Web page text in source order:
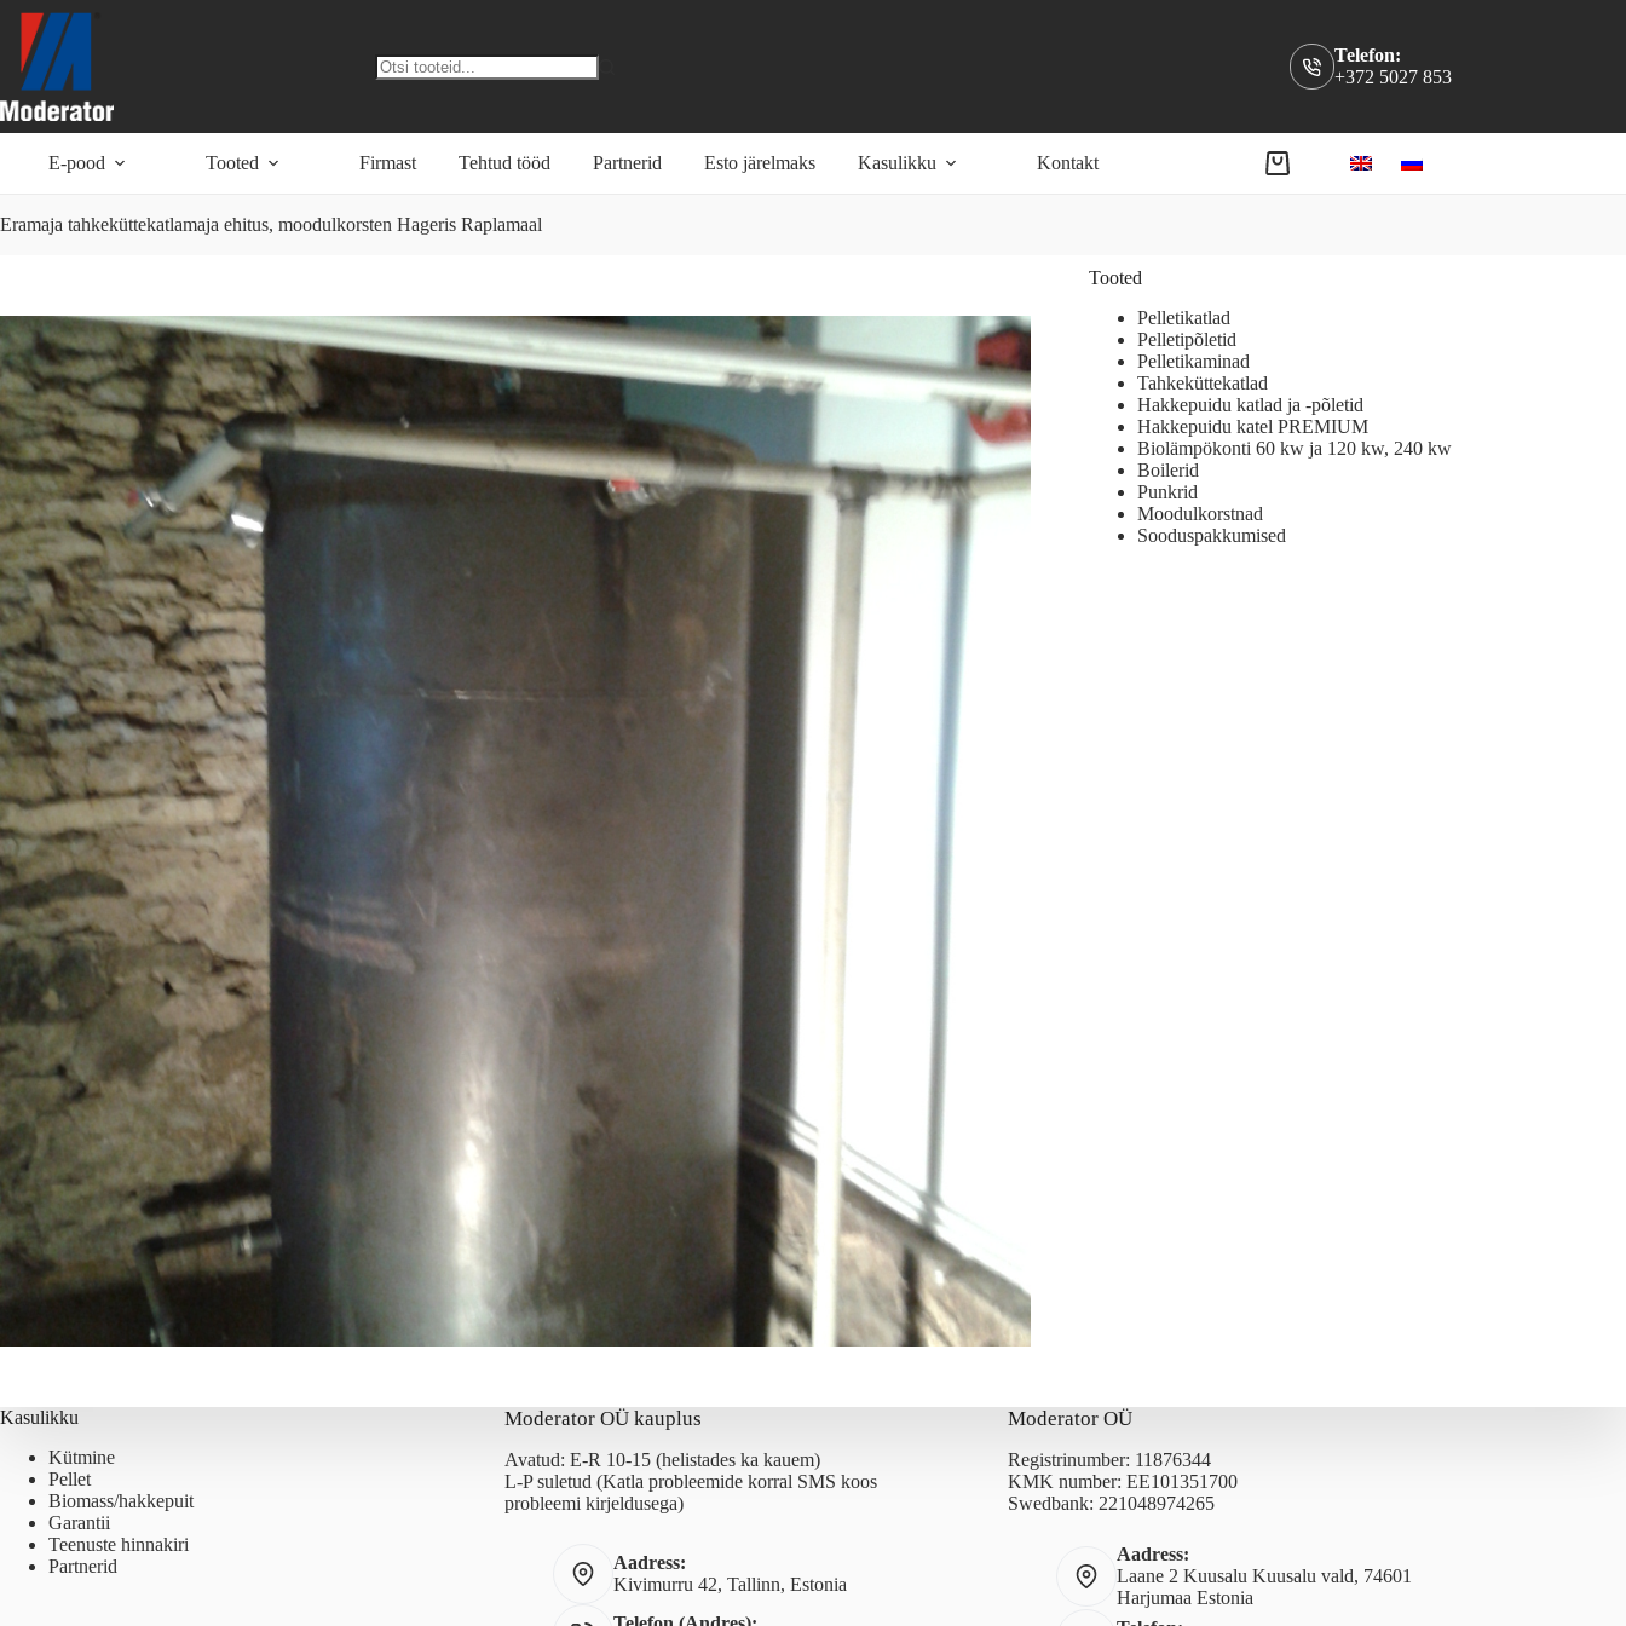
Skip
content
Telefon:
+372 5027 853
E-pood Tooted Firmast Tehtud tööd Partnerid Esto järelmaks Kasulikku Kontakt
Shopping
Eramaja tahkeküttekatlamaja ehitus, moodulkorsten Hageris Raplamaal
Tooted
Pelletikatlad
Pelletipõletid
Pelletikaminad
Tahkeküttekatlad
Hakkepuidu katlad ja -põletid
Hakkepuidu katel PREMIUM
Biolämpökonti 60 kw ja 120 kw, 240 kw
Boilerid
Punkrid
Moodulkorstnad
Sooduspakkumised
Kasulikku
Kütmine
Pellet
Biomass/hakkepuit
Garantii
Teenuste hinnakiri
Partnerid
Moderator OÜ kauplus
Avatud: E-R 10-15 (helistades ka kauem)
L-P suletud (Katla probleemide korral SMS koos
probleemi kirjeldusega)
Aadress:
Kivimurru 42, Tallinn, Estonia
Moderator OÜ
Registrinumber: 11876344
KMK number: EE101351700
Swedbank: 221048974265
Aadress:
Laane 2 Kuusalu Kuusalu vald, 74601
Harjumaa Estonia